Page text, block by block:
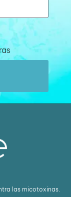
las micotoxinas.